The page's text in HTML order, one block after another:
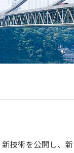
技術を公開し、